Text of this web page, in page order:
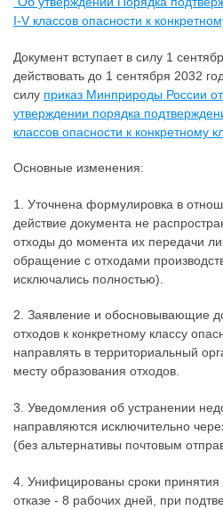
I-V классов опасности к
Документ вступает в силу 1
действовать до 1 сентября 2032
силу приказ Минприроды России
утверждении порядка
классов опасности к конкретному
Основные изменения:
1. Уточнена формулировка в
действие документа не
отходы до момента их передачи
обращение с отходами
исключались полностью).
2. Заявление и обосновывающие
отходов к конкретному классу
направлять в территориальный
месту образования отходов.
3. Уведомления об устранении
направляются исключительно
(без альтернативы почтовым
4. Унифицированы сроки
отказе - 8 рабочих дней, при